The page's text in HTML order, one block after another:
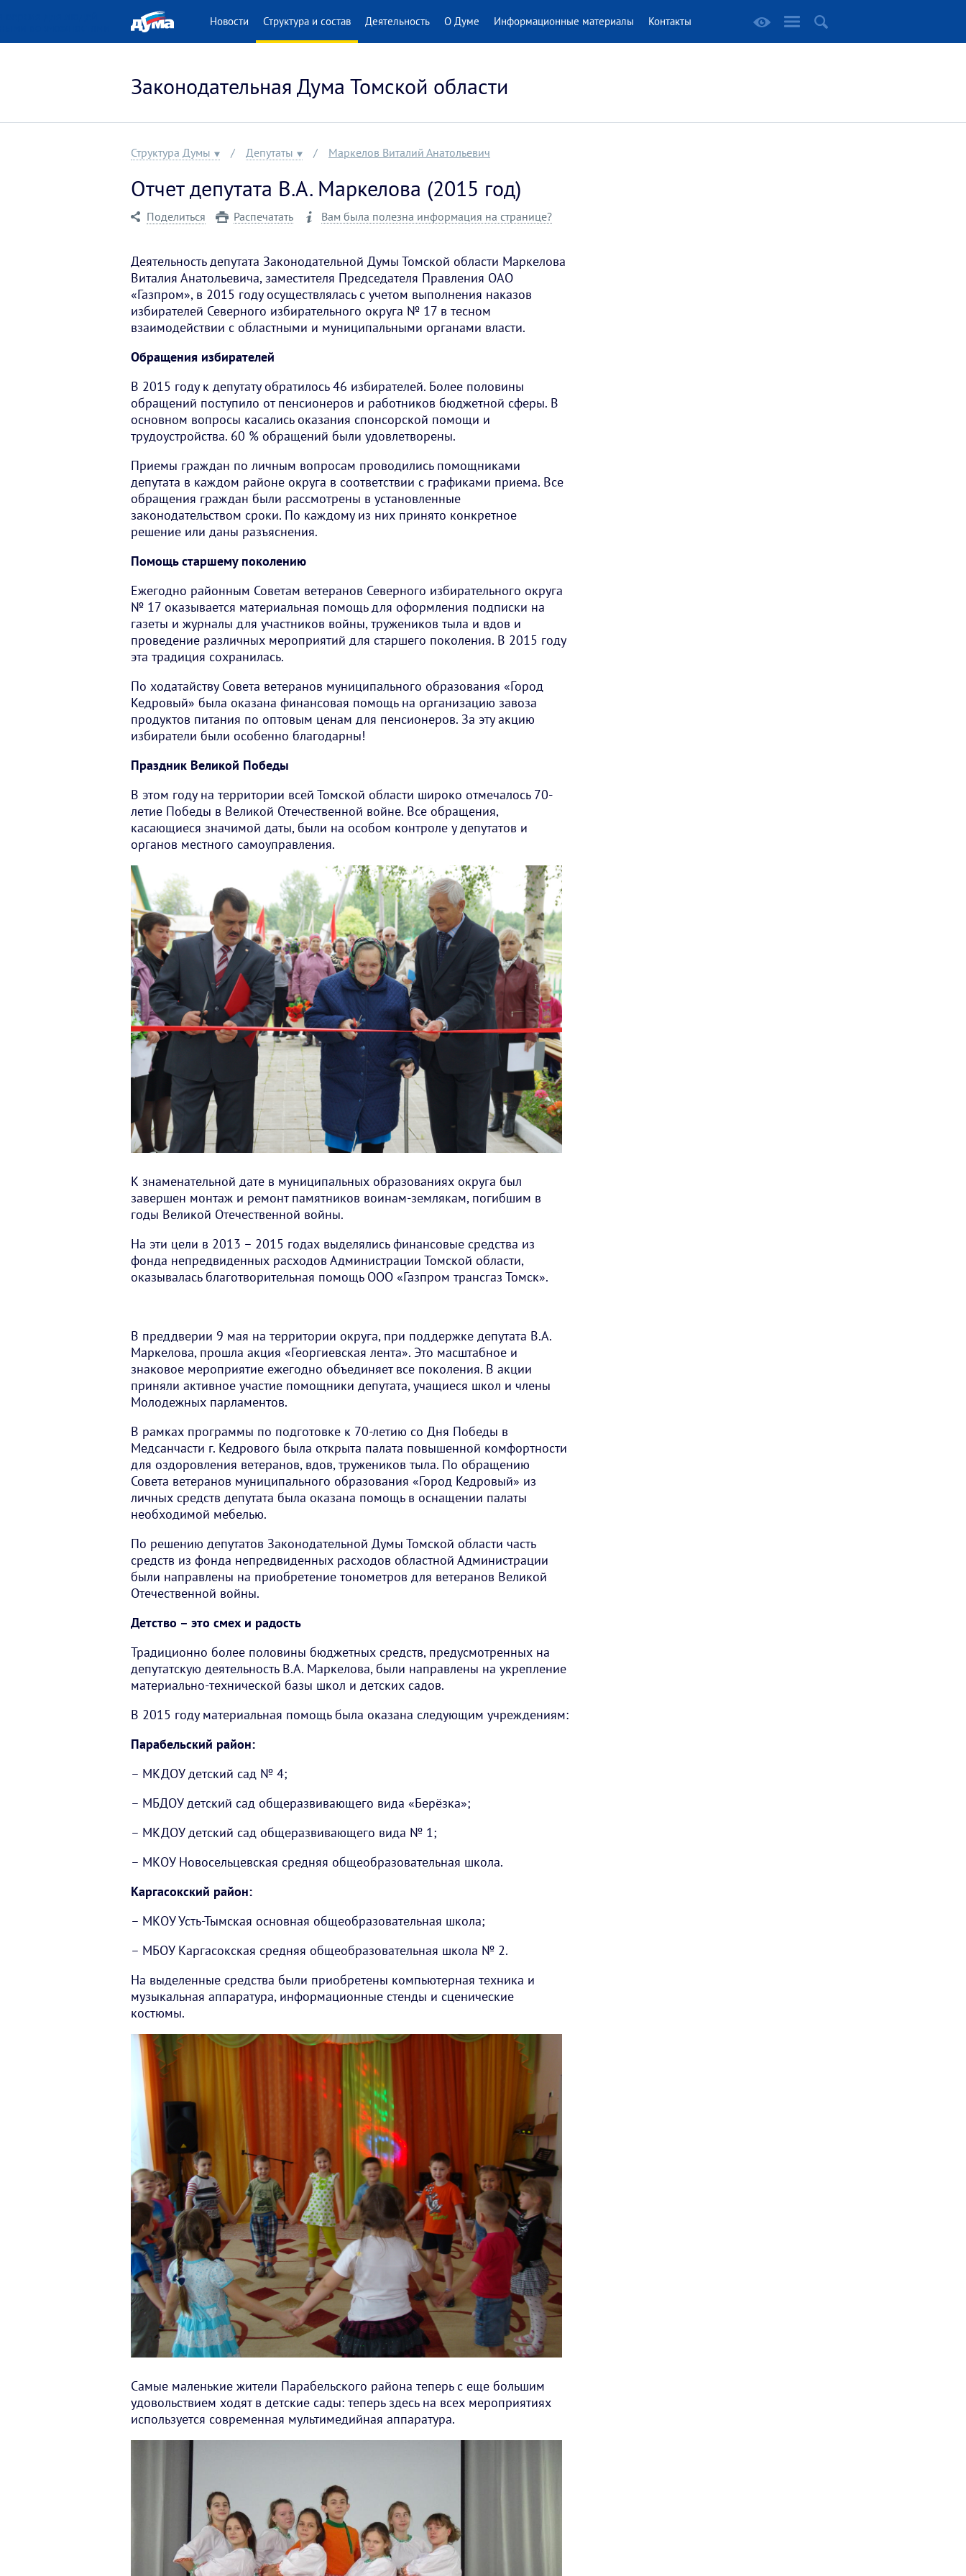
Новости Структура и состав Деятельность О Думе Информационные материалы Контакты
Законодательная Дума Томской области
Структура Думы Депутаты Маркелов Виталий Анатольевич
Отчет депутата В.А. Маркелова (2015 год)
Поделиться Распечатать Вам была полезна информация на странице?
Деятельность депутата Законодательной Думы Томской области Маркелова
Виталия Анатольевича, заместителя Председателя Правления ОАО
«Газпром», в 2015 году осуществлялась с учетом выполнения наказов
избирателей Северного избирательного округа № 17 в тесном
взаимодействии с областными и муниципальными органами власти.
Обращения избирателей
В 2015 году к депутату обратилось 46 избирателей. Более половины
обращений поступило от пенсионеров и работников бюджетной сферы. В
основном вопросы касались оказания спонсорской помощи и
трудоустройства. 60 % обращений были удовлетворены.
Приемы граждан по личным вопросам проводились помощниками
депутата в каждом районе округа в соответствии с графиками приема. Все
обращения граждан были рассмотрены в установленные
законодательством сроки. По каждому из них принято конкретное
решение или даны разъяснения.
Помощь старшему поколению
Ежегодно районным Советам ветеранов Северного избирательного округа
№ 17 оказывается материальная помощь для оформления подписки на
газеты и журналы для участников войны, тружеников тыла и вдов и
проведение различных мероприятий для старшего поколения. В 2015 году
эта традиция сохранилась.
По ходатайству Совета ветеранов муниципального образования «Город
Кедровый» была оказана финансовая помощь на организацию завоза
продуктов питания по оптовым ценам для пенсионеров. За эту акцию
избиратели были особенно благодарны!
Праздник Великой Победы
В этом году на территории всей Томской области широко отмечалось 70-
летие Победы в Великой Отечественной войне. Все обращения,
касающиеся значимой даты, были на особом контроле у депутатов и
органов местного самоуправления.
К знаменательной дате в муниципальных образованиях округа был
завершен монтаж и ремонт памятников воинам-землякам, погибшим в
годы Великой Отечественной войны.
На эти цели в 2013 – 2015 годах выделялись финансовые средства из
фонда непредвиденных расходов Администрации Томской области,
оказывалась благотворительная помощь ООО «Газпром трансгаз Томск».
В преддверии 9 мая на территории округа, при поддержке депутата В.А.
Маркелова, прошла акция «Георгиевская лента». Это масштабное и
знаковое мероприятие ежегодно объединяет все поколения. В акции
приняли активное участие помощники депутата, учащиеся школ и члены
Молодежных парламентов.
В рамках программы по подготовке к 70-летию со Дня Победы в
Медсанчасти г. Кедрового была открыта палата повышенной комфортности
для оздоровления ветеранов, вдов, тружеников тыла. По обращению
Совета ветеранов муниципального образования «Город Кедровый» из
личных средств депутата была оказана помощь в оснащении палаты
необходимой мебелью.
По решению депутатов Законодательной Думы Томской области часть
средств из фонда непредвиденных расходов областной Администрации
были направлены на приобретение тонометров для ветеранов Великой
Отечественной войны.
Детство – это смех и радость
Традиционно более половины бюджетных средств, предусмотренных на
депутатскую деятельность В.А. Маркелова, были направлены на укрепление
материально-технической базы школ и детских садов.
В 2015 году материальная помощь была оказана следующим учреждениям:
Парабельский район:
– МКДОУ детский сад № 4;
– МБДОУ детский сад общеразвивающего вида «Берёзка»;
– МКДОУ детский сад общеразвивающего вида № 1;
– МКОУ Новосельцевская средняя общеобразовательная школа.
Каргасокский район:
– МКОУ Усть-Тымская основная общеобразовательная школа;
– МБОУ Каргасокская средняя общеобразовательная школа № 2.
На выделенные средства были приобретены компьютерная техника и
музыкальная аппаратура, информационные стенды и сценические
костюмы.
Самые маленькие жители Парабельского района теперь с еще большим
удовольствием ходят в детские сады: теперь здесь на всех мероприятиях
используется современная мультимедийная аппаратура.